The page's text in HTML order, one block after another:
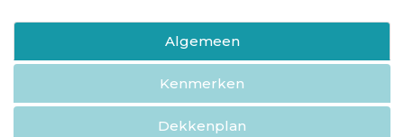
Algemeen
Kenmerken
Dekkenplan